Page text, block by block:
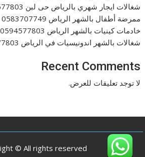
شغالات ايجار شهري بالرياض حى لبن 0594577803
ممرضة أطفال بالشهر الرياض 0583707749
خادمات كينيات بالشهر الرياض 0594577803
شغالات بالشهر اندونيسيات في الرياض 0594577803
Recent Comments
لا توجد تعليقات للعرض.
© All rights reserved